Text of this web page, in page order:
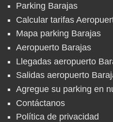
Parking Barajas
Calcular tarifas
Mapa parking Barajas
Aeropuerto Barajas
Llegadas aeropuerto
Salidas aeropuerto
Agregue su parking en
Contáctanos
Política de privacidad